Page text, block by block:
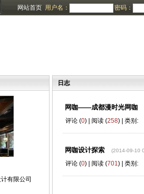
网站首页 用户名： 密码：
有限公司
日志
网咖——成都漫时光网咖
评论 (0) | 阅读 (258) | 类别:
网咖设计探索 (2014-09-10
评论 (0) | 阅读 (701) | 类别: